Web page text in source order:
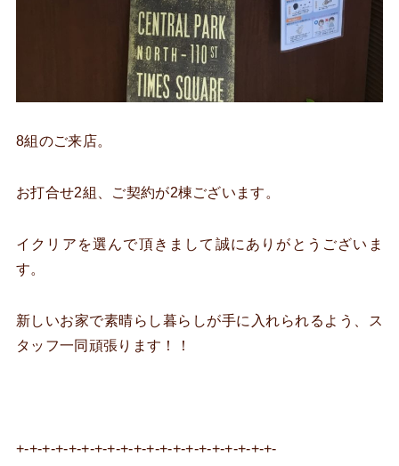
8組のご来店。
お打合せ2組、ご契約が2棟ございます。
イクリアを選んで頂きまして誠にありがとうございま
す。
新しいお家で素晴らし暮らしが手に入れられるよう、ス
タッフ一同頑張ります！！
+-+-+-+-+-+-+-+-+-+-+-+-+-+-+-+-+-+-+-+-